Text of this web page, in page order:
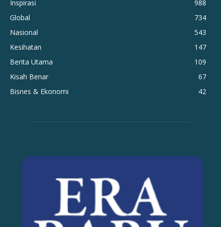
Inspirasi
988
Global
734
Nasional
543
Kesihatan
147
Berita Utama
109
Kisah Benar
67
Bisnes & Ekonomi
42